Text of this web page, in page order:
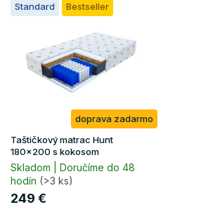
Standard Bestseller
doprava zadarmo
Taštičkový matrac Hunt
180x200 s kokosom
Skladom | Doručíme do 48
hodín (>3 ks)
249 €